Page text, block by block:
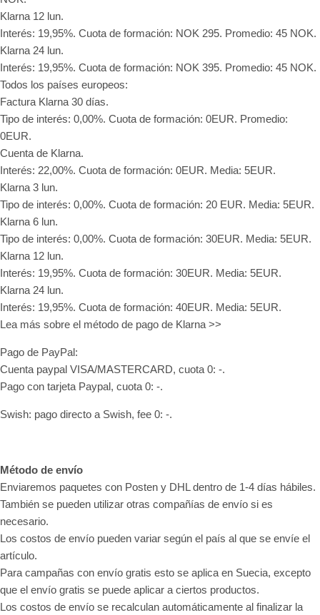
Klarna 12 lun.
Interés: 19,95%. Cuota de formación: NOK 295. Promedio: 45 NOK.
Klarna 24 lun.
Interés: 19,95%. Cuota de formación: NOK 395. Promedio: 45 NOK.
Todos los países europeos:
Factura Klarna 30 días.
Tipo de interés: 0,00%. Cuota de formación: 0EUR. Promedio:
0EUR.
Cuenta de Klarna.
Interés: 22,00%. Cuota de formación: 0EUR. Media: 5EUR.
Klarna 3 lun.
Tipo de interés: 0,00%. Cuota de formación: 20 EUR. Media: 5EUR.
Klarna 6 lun.
Tipo de interés: 0,00%. Cuota de formación: 30EUR. Media: 5EUR.
Klarna 12 lun.
Interés: 19,95%. Cuota de formación: 30EUR. Media: 5EUR.
Klarna 24 lun.
Interés: 19,95%. Cuota de formación: 40EUR. Media: 5EUR.
Lea más sobre el método de pago de Klarna >>
Pago de PayPal:
Cuenta paypal VISA/MASTERCARD, cuota 0: -.
Pago con tarjeta Paypal, cuota 0: -.
Swish: pago directo a Swish, fee 0: -.
Método de envío
Enviaremos paquetes con Posten y DHL dentro de 1-4 días hábiles.
También se pueden utilizar otras compañías de envío si es
necesario.
Los costos de envío pueden variar según el país al que se envíe el
artículo.
Para campañas con envío gratis esto se aplica en Suecia, excepto
que el envío gratis se puede aplicar a ciertos productos.
Los costos de envío se recalculan automáticamente al finalizar la